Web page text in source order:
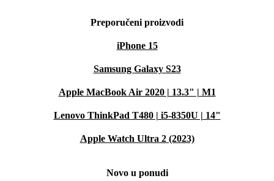
Preporučeni proizvodi
iPhone 15
Samsung Galaxy S23
Apple MacBook Air 2020 | 13.3" | M1
Lenovo ThinkPad T480 | i5-8350U | 14"
Apple Watch Ultra 2 (2023)
Novo u ponudi